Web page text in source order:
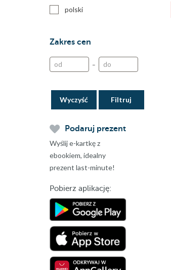
polski
Zakres cen
–
Wyczyść
Podaruj prezent
Wyślij e-kartkę z
ebookiem, idealny
prezent last-minute!
Pobierz aplikację: